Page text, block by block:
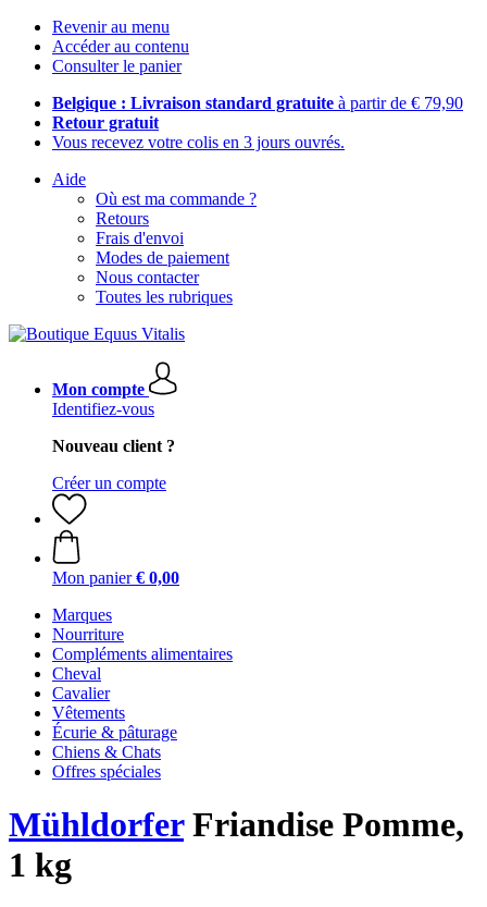
Revenir au menu
Accéder au contenu
Consulter le panier
Belgique : Livraison standard gratuite à partir de € 79,90
Retour gratuit
Vous recevez votre colis en 3 jours ouvrés.
Aide
Où est ma commande ?
Retours
Frais d'envoi
Modes de paiement
Nous contacter
Toutes les rubriques
Mon compte
Identifiez-vous
Nouveau client ?
Créer un compte
Mon panier € 0,00
Marques
Nourriture
Compléments alimentaires
Cheval
Cavalier
Vêtements
Écurie & pâturage
Chiens & Chats
Offres spéciales
MühldorferFriandise Pomme,
1 kg